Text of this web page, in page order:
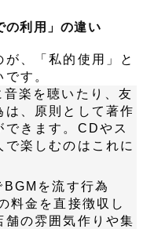
の利用」の違い
、「私的使用」と
す。
楽を聴いたり、友
は、原則として著作
きます。CDやス
で楽しむのはこれに
を流す行為
料金を直接徴収し
の雰囲気作りや集